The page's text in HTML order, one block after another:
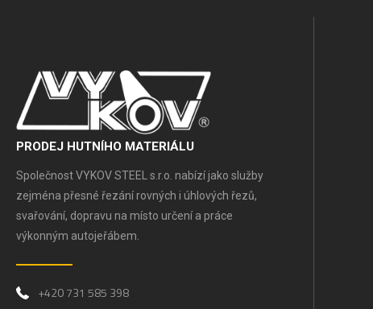
PRODEJ HUTNÍHO MATERIÁLU
Společnost VYKOV STEEL s.r.o. nabízí jako služby
zejména přesné řezání rovných i úhlových řezů,
svařování, dopravu na místo určení a práce
výkonným autojeřábem.
+420 731 585 398